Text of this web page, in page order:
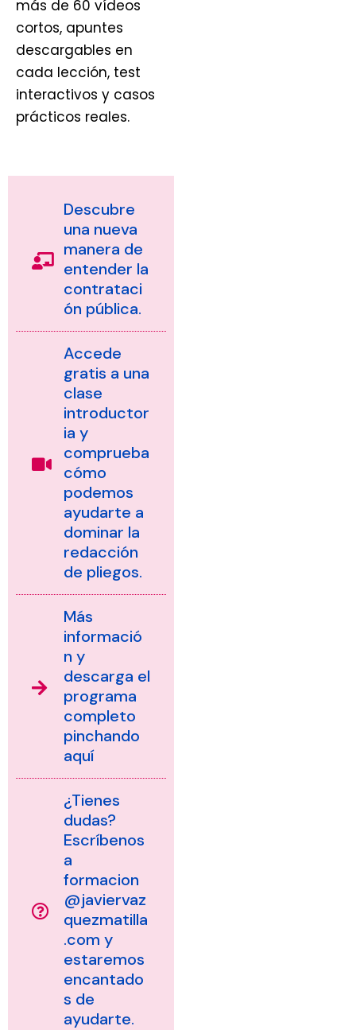
más de 60 vídeos
cortos, apuntes
descargables en
cada lección, test
interactivos y casos
prácticos reales.
Descubre
una nueva
manera de
entender la
contrataci
ón pública.
Accede
gratis a una
clase
introductor
ia y
comprueba
cómo
podemos
ayudarte a
dominar la
redacción
de pliegos.
Más
informació
n y
descarga el
programa
completo
pinchando
aquí
¿Tienes
dudas?
Escríbenos
a
formacion
@javiervaz
quezmatilla
.com y
estaremos
encantado
s de
ayudarte.